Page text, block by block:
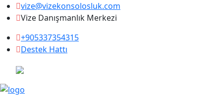
vize@vizekonsolosluk.com
Vize Danışmanlık Merkezi
+905337354315
Destek Hattı